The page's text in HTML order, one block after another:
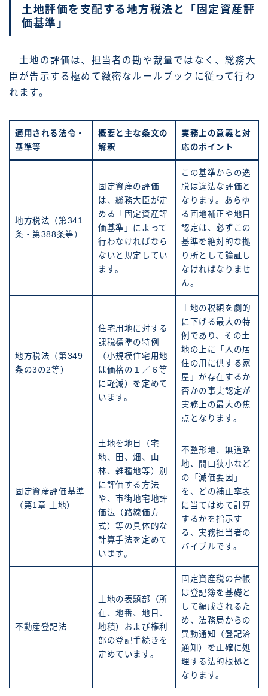
土地評価を支配する地方税法と「固定資産評
価基準」
土地の評価は、担当者の勘や裁量ではなく、総務大
臣が告示する極めて緻密なルールブックに従って行わ
れます。
適用される法令・
基準等
概要と主な条文の
解釈
実務上の意義と対
応のポイント
地方税法（第341
条・第388条等）
固定資産の評価
は、総務大臣が定
める「固定資産評
価基準」によって
行わなければなら
ないと規定してい
ます。
この基準からの逸
脱は違法な評価と
なります。あらゆ
る画地補正や地目
認定は、必ずこの
基準を絶対的な拠
り所として論証し
なければなりませ
ん。
地方税法（第349
条の3の2等）
住宅用地に対する
課税標準の特例
（小規模住宅用地
は価格の１／６等
に軽減）を定めて
います。
土地の税額を劇的
に下げる最大の特
例であり、その土
地の上に「人の居
住の用に供する家
屋」が存在するか
否かの事実認定が
実務上の最大の焦
点となります。
固定資産評価基準
（第1章 土地）
土地を地目（宅
地、田、畑、山
林、雑種地等）別
に評価する方法
や、市街地宅地評
価法（路線価方
式）等の具体的な
計算手法を定めて
います。
不整形地、無道路
地、間口狭小など
の「減価要因」
を、どの補正率表
に当てはめて計算
するかを指示す
る、実務担当者の
バイブルです。
不動産登記法
土地の表題部（所
在、地番、地目、
地積）および権利
部の登記手続きを
定めています。
固定資産税の台帳
は登記簿を基礎と
して編成されるた
め、法務局からの
異動通知（登記済
通知）を正確に処
理する法的根拠と
なります。